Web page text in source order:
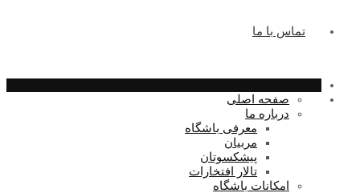
تماس با ما
صفحه اصلی
درباره ما
معرفی باشگاه
مربیان
پیشکسوتان
تالار افتخارات
امکانات باشگاه